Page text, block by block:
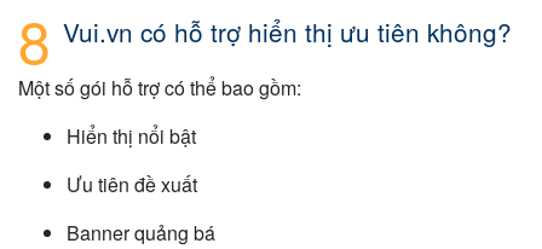
Vui.vn có hỗ trợ hiển thị ưu tiên không?
Một số gói hỗ trợ có thể bao gồm:
Hiển thị nổi bật
Ưu tiên đề xuất
Banner quảng bá